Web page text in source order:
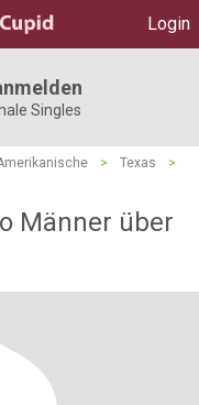
Login
Singles
> Texas
>
Männer über